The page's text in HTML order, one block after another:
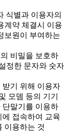
식별과 이용자의
계약 체결시 이용
보원이 부여하는
비밀을 보호하
정한 문자와 숫자
기 위해 이용자
모뎀 등의 기기
말기를 이용하
접속하여 교육
이용하는 것